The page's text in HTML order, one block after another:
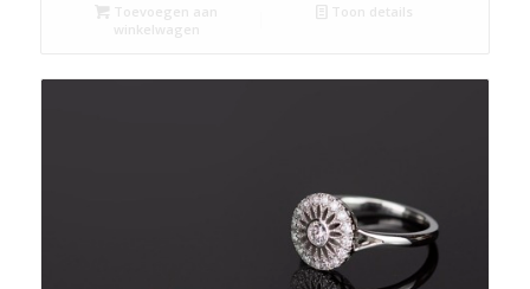
Toevoegen aan
winkelwagen
Toon details